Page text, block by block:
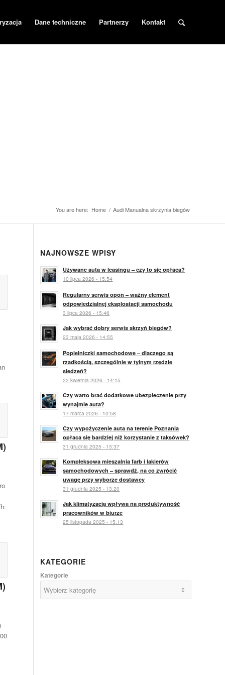
Dane techniczne Partnerzy Kontakt
You are here: Home / Audi Manualna skrzynia biegów
NAJNOWSZE WPISY
Używane auta w leasingu – czy to się opłaca?
10 lipca 2026 - 15:54
Regularny serwis opon – ważny element
odpowiedzialnej eksploatacji samochodu
3 lipca 2026 - 15:46
Jak wybrać dobry serwis skrzyń biegów?
23 maja 2026 - 14:55
Popielniczki samochodowe – dlaczego są
rzadkością, szczególnie w tylnym rzędzie
siedzeń?
22 kwietnia 2026 - 14:15
Czy warto brać dodatkowe ubezpieczenie przy
wynajmie auta?
17 marca 2026 - 10:58
Czy wypożyczenie auta na terenie Poznania
opłaca się bardziej niż korzystanie z taksówek?
31 grudnia 2025 - 13:37
Kompleksowa mieszalnia farb i lakierów
samochodowych – sprawdź, na co zwrócić
uwagę przy wyborze dostawcy
31 grudnia 2025 - 13:20
Jak klimatyzacja wpływa na produktywność
pracowników w biurze
25 listopada 2025 - 15:13
KATEGORIE
Kategorie